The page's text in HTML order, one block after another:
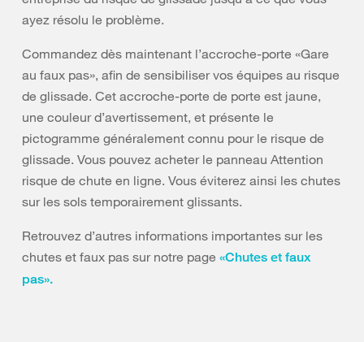
ayez résolu le problème.
Commandez dès maintenant l’accroche-porte «Gare
au faux pas», afin de sensibiliser vos équipes au risque
de glissade. Cet accroche-porte de porte est jaune,
une couleur d’avertissement, et présente le
pictogramme généralement connu pour le risque de
glissade. Vous pouvez acheter le panneau Attention
risque de chute en ligne. Vous éviterez ainsi les chutes
sur les sols temporairement glissants.
Retrouvez d’autres informations importantes sur les
chutes et faux pas sur notre page «Chutes et faux
pas».